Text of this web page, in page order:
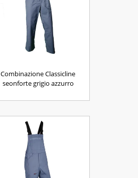
Combinazione Classicline
seonforte grigio azzurro